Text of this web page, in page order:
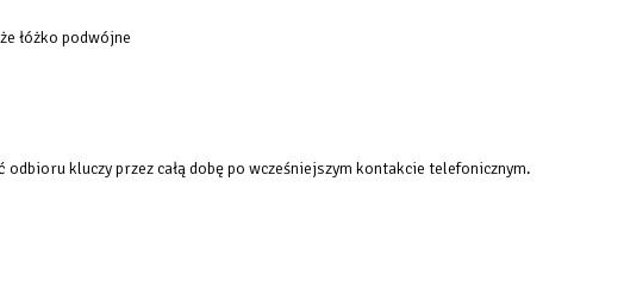
łóżko podwójne
kluczy przez całą dobę po wcześniejszym kontakcie telefonicznym.